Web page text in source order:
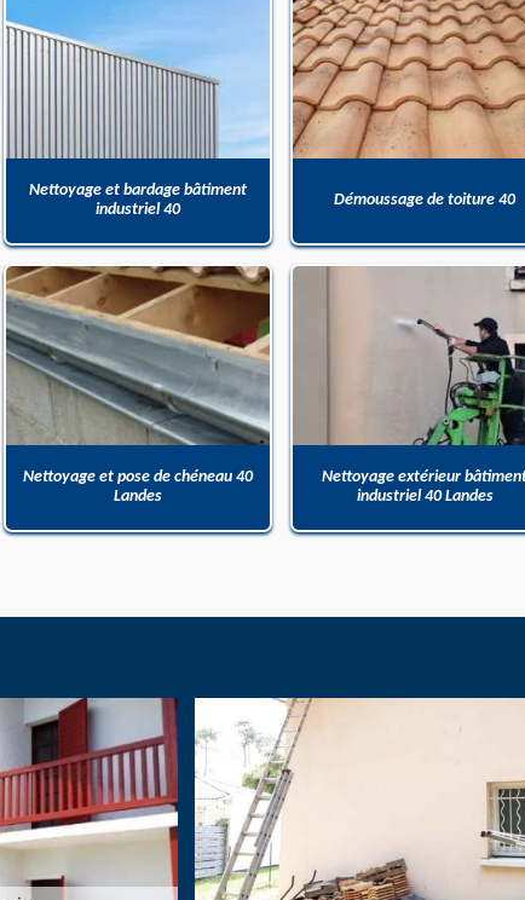
Nettoyage et bardage bâtiment
industriel 40
Démoussage de toiture 40
Nettoyage et pose de chéneau 40
Landes
Nettoyage extérieur
industriel 40 Landes